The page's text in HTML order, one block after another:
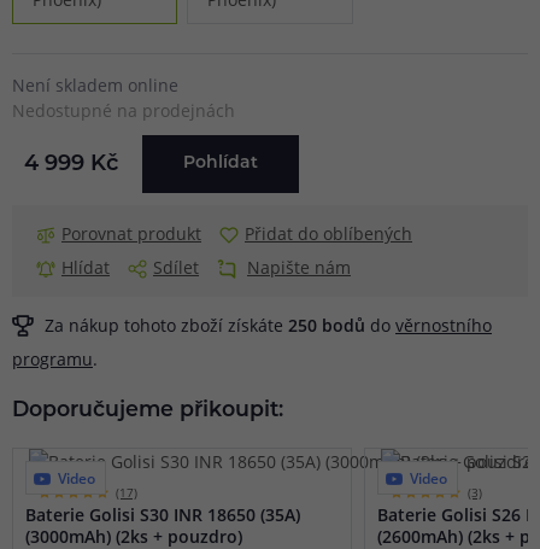
Není skladem online
Nedostupné na prodejnách
4 999 Kč Pohlídat
Porovnat produkt
Přidat do oblíbených
Hlídat
Sdílet Napište nám
Za nákup tohoto zboží získáte 250 bodů do věrnostního
programu.
Doporučujeme přikoupit:
Video
(17)
Baterie Golisi S30 INR 18650 (35A)
(3000mAh) (2ks + pouzdro)
Video
(3)
Baterie Golisi S26
(2600mAh) (2ks +